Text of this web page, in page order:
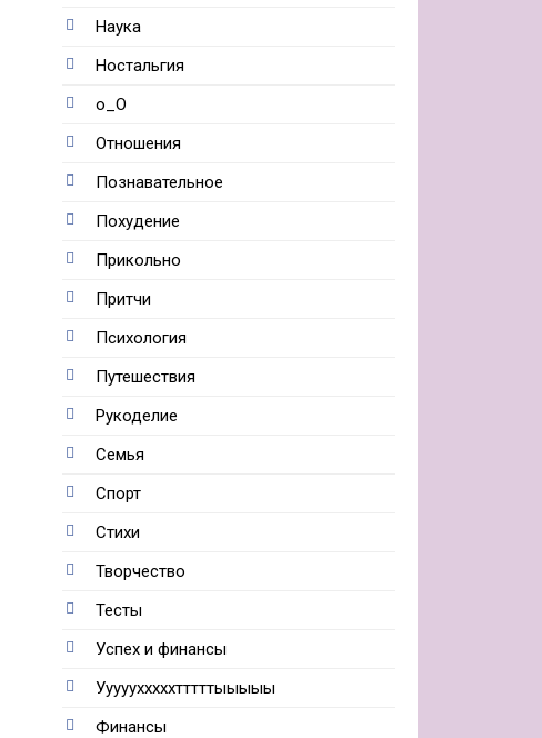
Наука
Ностальгия
о_О
Отношения
Познавательное
Похудение
Прикольно
Притчи
Психология
Путешествия
Рукоделие
Семья
Спорт
Стихи
Творчество
Тесты
Успех и финансы
Ууууухххххтттттыыыыы
Финансы